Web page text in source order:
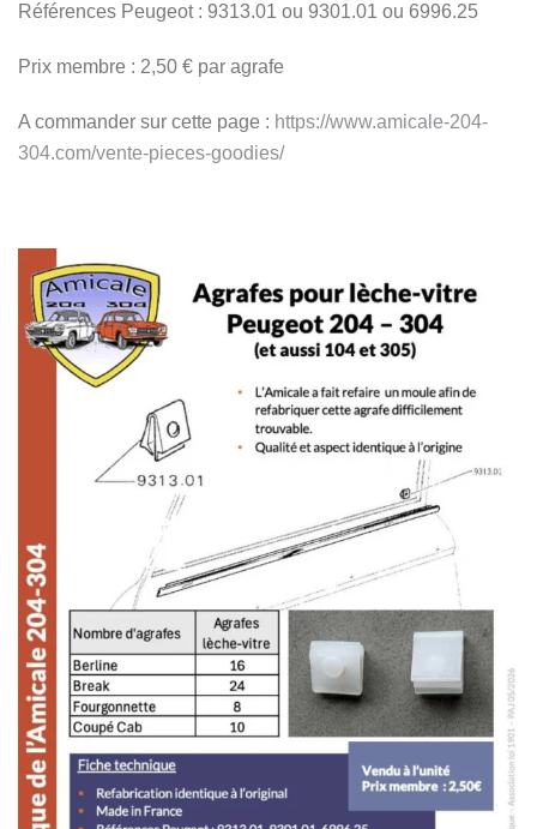
Références Peugeot : 9313.01 ou 9301.01 ou 6996.25
Prix membre : 2,50 € par agrafe
A commander sur cette page : https://www.amicale-204-
304.com/vente-pieces-goodies/